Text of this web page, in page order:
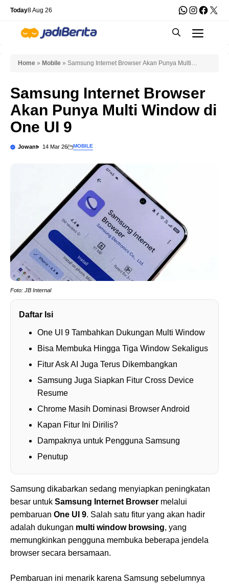
Skip
content
Today8 Aug 26 WhatsApp
X
Home » Mobile » Samsung Internet Browser Akan Punya Multi
Samsung Internet Browser
Akan Punya Multi Window di
One UI 9
Jowant 14 Mar 26 MOBILE
Foto: JB Internal
Daftar Isi
One UI 9 Tambahkan Dukungan Multi Window
Bisa Membuka Hingga Tiga Window Sekaligus
Fitur Ask AI Juga Terus Dikembangkan
Samsung Juga Siapkan Fitur Cross Device
Resume
Chrome Masih Dominasi Browser Android
Kapan Fitur Ini Dirilis?
Dampaknya untuk Pengguna Samsung
Penutup
Samsung dikabarkan sedang menyiapkan peningkatan
besar untuk Samsung Internet Browser melalui
pembaruan One UI 9. Salah satu fitur yang akan hadir
adalah dukungan multi window browsing, yang
memungkinkan pengguna membuka beberapa jendela
browser secara bersamaan.
Pembaruan ini menarik karena Samsung sebelumnya